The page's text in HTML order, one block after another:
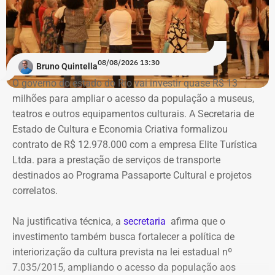
Na ação, a prefeitura também pede informações
cadastrais, endereços eletrônicos, telefones, IPs,
dispositivos utilizados, histórico de nomes,
administradores atuais e anteriores, contas vinculadas,
meios de recuperação, contas publicitárias e dados de
pagamento. Com isso, a Meta também seria obrigada a
elaborar uma tabela comparativa, indicando se os perfis
compartilham telefones, dispositivos, endereços de IP,
administradores, contas de anúncios, meios de
pagamento ou gerenciadores de negócios.
impulsionamentos e cita morte de
criança como exemplo de fake news
“O Globo”.
Bruno Quintella08/08/2026 13:30
O governo do estado do Rio vai investir quase R$ 13
milhões para ampliar o acesso da população a museus,
teatros e outros equipamentos culturais. A Secretaria de
Estado de Cultura e Economia Criativa formalizou
contrato de R$ 12.978.000 com a empresa Elite Turística
Ltda. para a prestação de serviços de transporte
destinados ao Programa Passaporte Cultural e projetos
correlatos.
Na justificativa técnica, a secretaria afirma que o
investimento também busca fortalecer a política de
interiorização da cultura prevista na lei estadual nº
7.035/2015, ampliando o acesso da população aos